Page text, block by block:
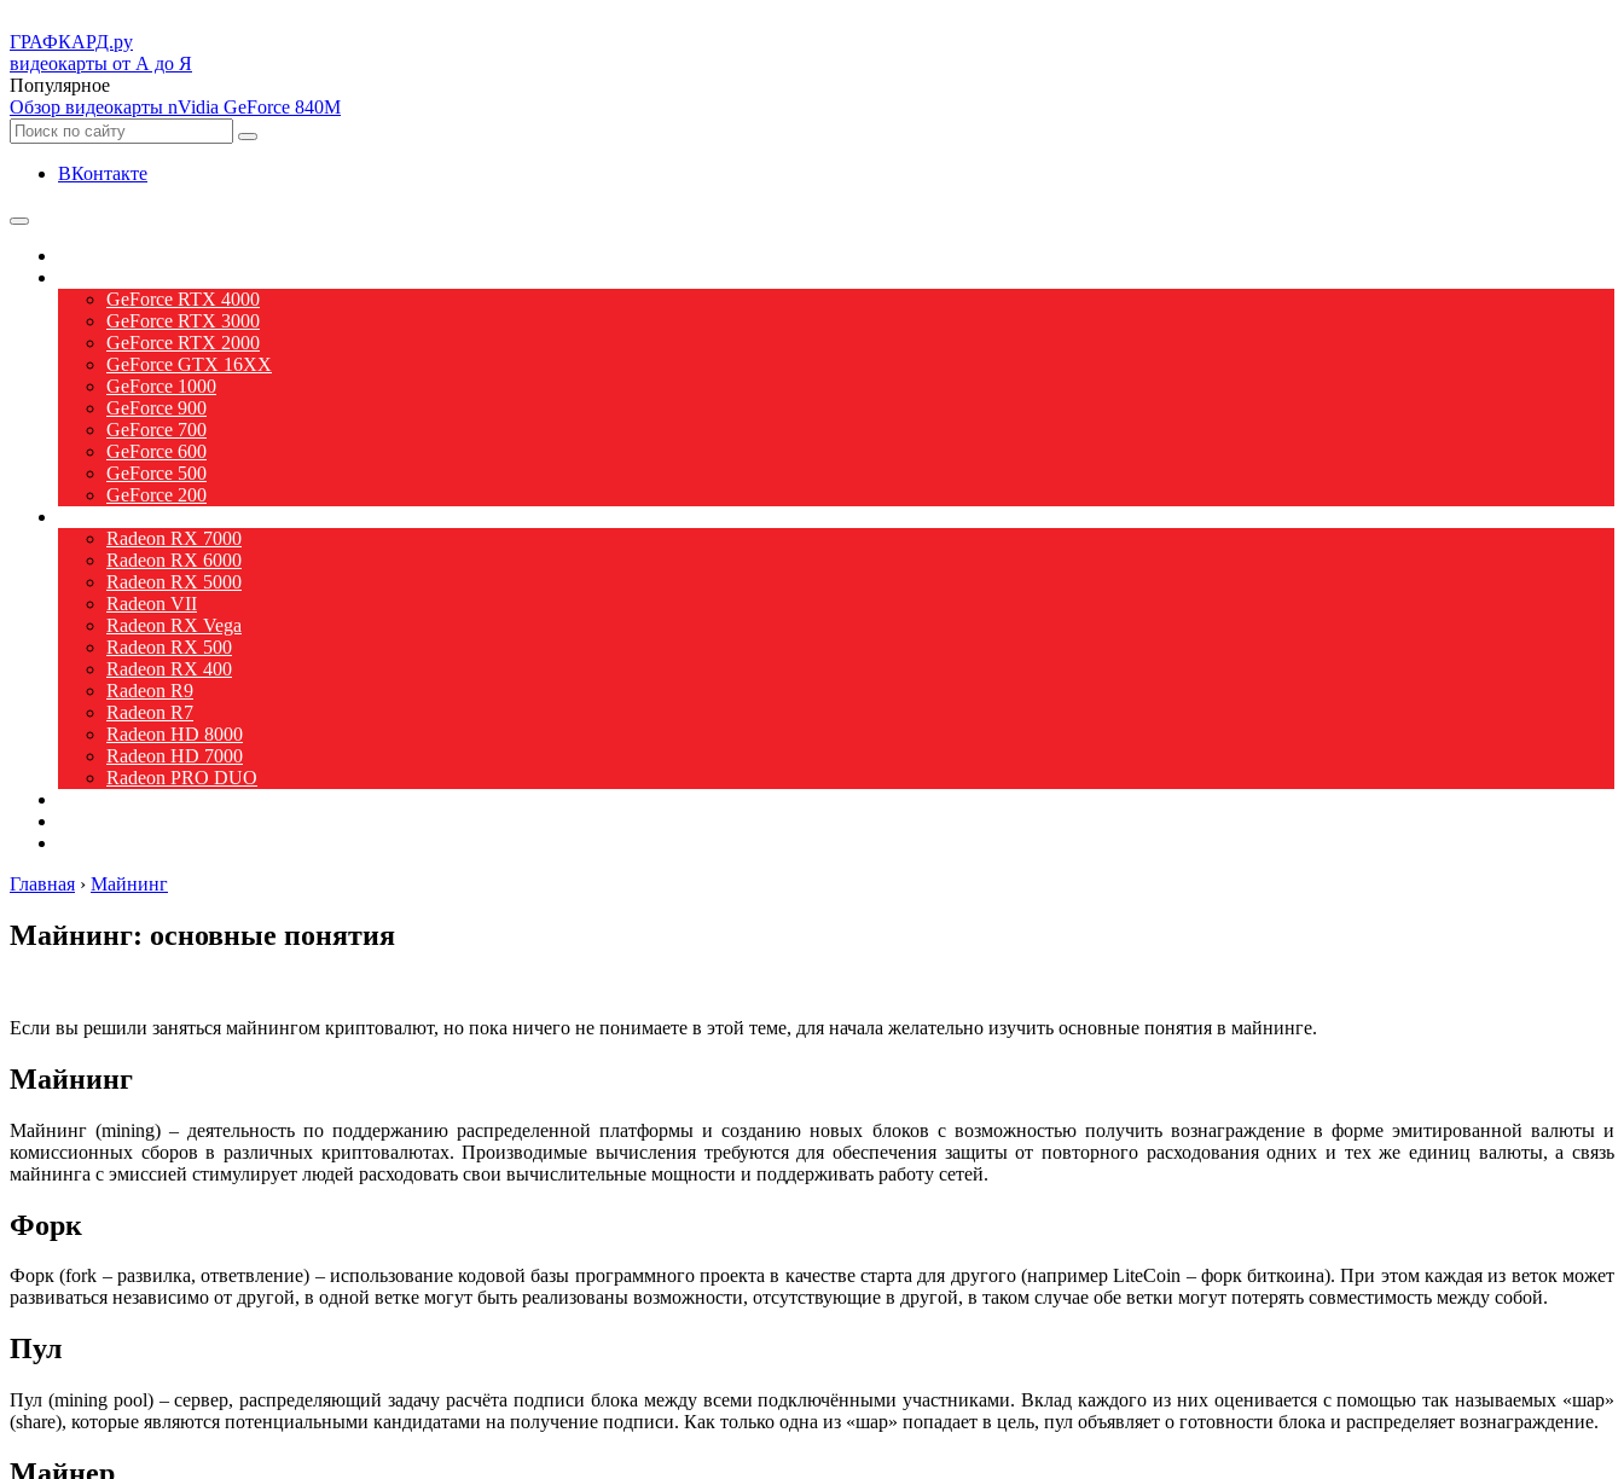
ГРАФКАРД.ру
видеокарты от А до Я
Популярное
Обзор видеокарты nVidia GeForce 840M
ВКонтакте
GeForce RTX 4000
GeForce RTX 3000
GeForce RTX 2000
GeForce GTX 16XX
GeForce 1000
GeForce 900
GeForce 700
GeForce 600
GeForce 500
GeForce 200
Radeon RX 7000
Radeon RX 6000
Radeon RX 5000
Radeon VII
Radeon RX Vega
Radeon RX 500
Radeon RX 400
Radeon R9
Radeon R7
Radeon HD 8000
Radeon HD 7000
Radeon PRO DUO
Главная › Майнинг
Майнинг: основные понятия
Если вы решили заняться майнингом криптовалют, но пока ничего не понимаете в этой теме, для начала желательно изучить основные понятия в майнинге.
Майнинг
Майнинг (mining) – деятельность по поддержанию распределенной платформы и созданию новых блоков с возможностью получить вознаграждение в форме эмитированной валюты и
комиссионных сборов в различных криптовалютах. Производимые вычисления требуются для обеспечения защиты от повторного расходования одних и тех же единиц валюты, а связь
майнинга с эмиссией стимулирует людей расходовать свои вычислительные мощности и поддерживать работу сетей.
Форк
Форк (fork – развилка, ответвление) – использование кодовой базы программного проекта в качестве старта для другого (например LiteCoin – форк биткоина). При этом каждая из веток может
развиваться независимо от другой, в одной ветке могут быть реализованы возможности, отсутствующие в другой, в таком случае обе ветки могут потерять совместимость между собой.
Пул
Пул (mining pool) – сервер, распределяющий задачу расчёта подписи блока между всеми подключёнными участниками. Вклад каждого из них оценивается с помощью так называемых «шар»
(share), которые являются потенциальными кандидатами на получение подписи. Как только одна из «шар» попадает в цель, пул объявляет о готовности блока и распределяет вознаграждение.